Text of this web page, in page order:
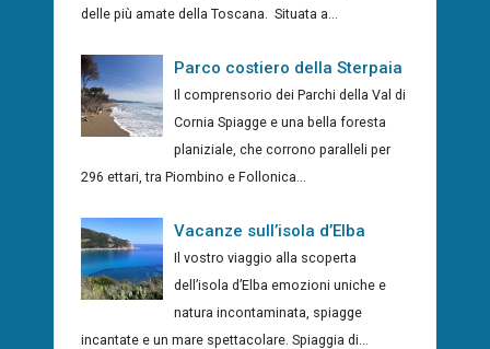
delle più amate della Toscana. Situata a...
Parco costiero della Sterpaia
Il comprensorio dei Parchi della Val di
Cornia Spiagge e una bella foresta
planiziale, che corrono paralleli per
296 ettari, tra Piombino e Follonica...
Vacanze sull’isola d’Elba
Il vostro viaggio alla scoperta
dell’isola d’Elba emozioni uniche e
natura incontaminata, spiagge
incantate e un mare spettacolare. Spiaggia di...